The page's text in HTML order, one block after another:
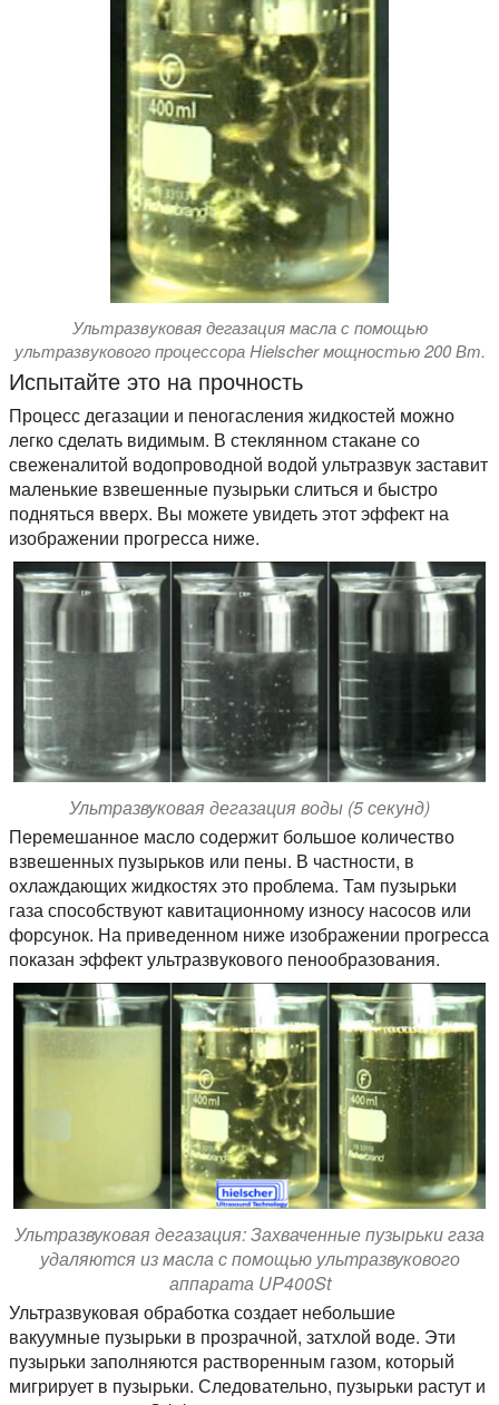
Ультразвуковая дегазация масла с помощью
ультразвукового процессора Hielscher мощностью 200 Вт.
Испытайте это на прочность
Процесс дегазации и пеногасления жидкостей можно
легко сделать видимым. В стеклянном стакане со
свеженалитой водопроводной водой ультразвук заставит
маленькие взвешенные пузырьки слиться и быстро
подняться вверх. Вы можете увидеть этот эффект на
изображении прогресса ниже.
Ультразвуковая дегазация воды (5 секунд)
Перемешанное масло содержит большое количество
взвешенных пузырьков или пены. В частности, в
охлаждающих жидкостях это проблема. Там пузырьки
газа способствуют кавитационному износу насосов или
форсунок. На приведенном ниже изображении прогресса
показан эффект ультразвукового пенообразования.
Ультразвуковая дегазация: Захваченные пузырьки газа
удаляются из масла с помощью ультразвукового
аппарата UP400St
Ультразвуковая обработка создает небольшие
вакуумные пузырьки в прозрачной, затхлой воде. Эти
пузырьки заполняются растворенным газом, который
мигрирует в пузырьки. Следовательно, пузырьки растут и